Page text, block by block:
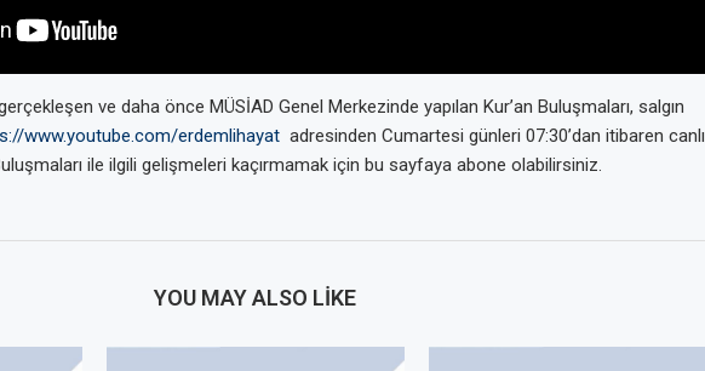
ve daha önce MÜSİAD Genel Merkezinde yapılan Kur’an Buluşmaları, salgın
www.youtube.com/erdemlihayat adresinden Cumartesi günleri 07:30’dan itibaren canlı
ile ilgili gelişmeleri kaçırmamak için bu sayfaya abone olabilirsiniz.
YOU MAY ALSO LIKE